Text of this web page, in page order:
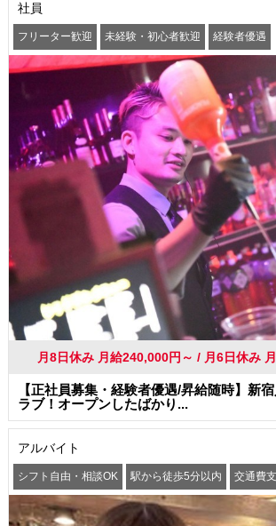
社員
フリーター歓迎 未経験・初心者歓迎 経験者優遇
学歴(中卒・高卒)不問 友達と一緒に応募OK 髪型
ネイルOK 駅から徒歩5分以内 社会保険制度あり
月8日休み 月給240,000円～ / 月6日休み
【正社員募集・経験者優遇/昇給随時】新
ラブ！オープンしたばかり...
アルバイト
シフト自由・相談OK 駅から徒歩5分以内 交通費